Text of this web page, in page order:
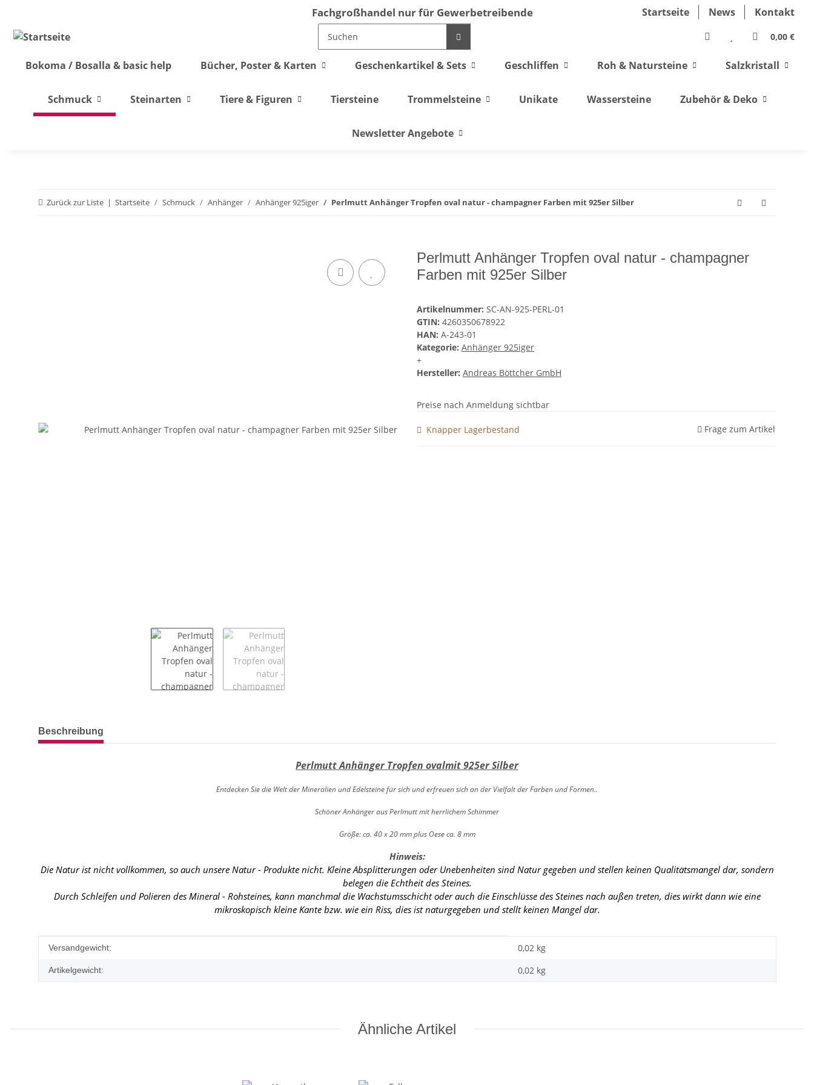
Fachgroßhandel nur für Gewerbetreibende Startseite News Kontakt
0,00 €
Bokoma / Bosalla & basic help Bücher, Poster & Karten Geschenkartikel & Sets Geschliffen Roh & Natursteine Salzkristall
Schmuck Steinarten Tiere & Figuren Tiersteine Trommelsteine Unikate Wassersteine Zubehör & Deko
Newsletter Angebote
Zurück zur Liste Startseite Schmuck Anhänger Anhänger 925iger Perlmutt Anhänger Tropfen oval natur - champagner Farben mit 925er Silber
Perlmutt Anhänger Tropfen oval natur - champagner
Farben mit 925er Silber
Artikelnummer: SC-AN-925-PERL-01
GTIN: 4260350678922
HAN: A-243-01
Kategorie: Anhänger 925iger
+
Hersteller: Andreas Böttcher GmbH
Preise nach Anmeldung sichtbar
Knapper Lagerbestand Frage zum Artikel
weitere Registerkarten anzeigen
Beschreibung
Perlmutt Anhänger Tropfen ovalmit 925er Silber
Entdecken Sie die Welt der Mineralien und Edelsteine für sich und erfreuen sich an der Vielfalt der Farben und Formen..
Schöner Anhänger aus Perlmutt mit herrlichem Schimmer
Größe: ca. 40 x 20 mm plus Oese ca. 8 mm
Hinweis:
Die Natur ist nicht vollkommen, so auch unsere Natur - Produkte nicht. Kleine Absplitterungen oder Unebenheiten sind Natur gegeben und stellen keinen Qualitätsmangel dar, sondern
belegen die Echtheit des Steines.
Durch Schleifen und Polieren des Mineral - Rohsteines, kann manchmal die Wachstumsschicht oder auch die Einschlüsse des Steines nach außen treten, dies wirkt dann wie eine
mikroskopisch kleine Kante bzw. wie ein Riss, dies ist naturgegeben und stellt keinen Mangel dar.
Produkteigenschaft
Wert
Versandgewicht: 0,02 kg
Artikelgewicht: 0,02 kg
Ähnliche Artikel